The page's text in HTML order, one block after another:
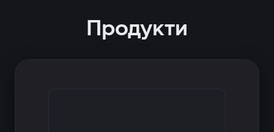
Продукти